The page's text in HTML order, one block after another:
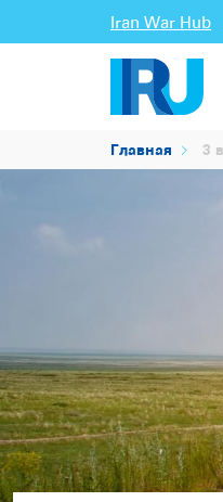
Iran War Hub
Главная 3